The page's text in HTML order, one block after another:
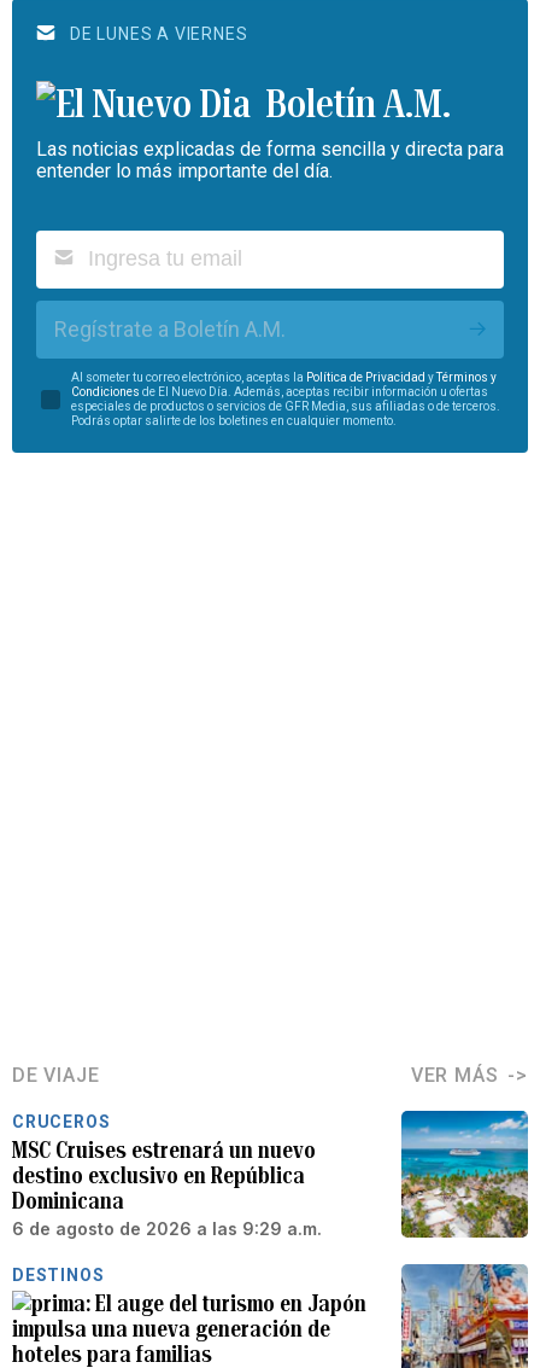
DE LUNES A VIERNES
Boletín A.M.
Las noticias explicadas de forma sencilla y directa para
entender lo más importante del día.
Regístrate a Boletín A.M.
Al someter tu correo electrónico, aceptas la Política de Privacidad yTérminos y
Condiciones de El Nuevo Día. Además, aceptas recibir información u ofertas
especiales de productos o servicios de GFR Media, sus afiliadas o de terceros.
Podrás optar salirte de los boletines en cualquier momento.
DE VIAJE VER MÁS
CRUCEROS
MSC Cruises estrenará un nuevo
destino exclusivo en República
Dominicana
6 de agosto de 2026 a las 9:29 a.m.
DESTINOS
El auge del turismo en Japón
impulsa una nueva generación de
hoteles para familias